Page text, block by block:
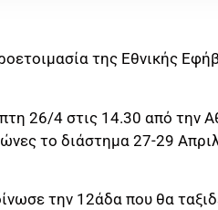
της Εθνικής
26/4 στις 14.30 από την
το διάστημα 27-29
την 12άδα που θα